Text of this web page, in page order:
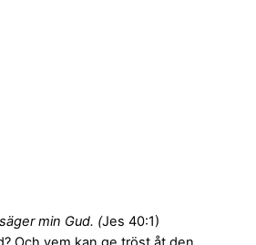
min Gud. (Jes 40:1)